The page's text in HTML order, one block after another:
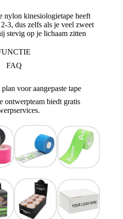
FAQ
nylon kinesiologietape heeft
3, dus zelfs als je veel zweet
stevig op je lichaam zitten
voor aangepaste tape
ontwerpteam biedt gratis